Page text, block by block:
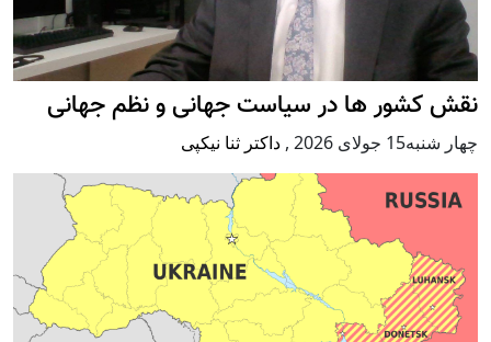
نقش کشور ها در سیاست جهانی و نظم جهانی
چهار شنبه15 جولای 2026 , داکتر ثنا نیکپی